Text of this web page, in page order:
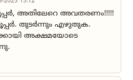
അതിലേറെ അവതരണം!!!!!
സൂപ്പർ. തുടർന്നും എഴുതുക.
അക്ഷമയോടെ